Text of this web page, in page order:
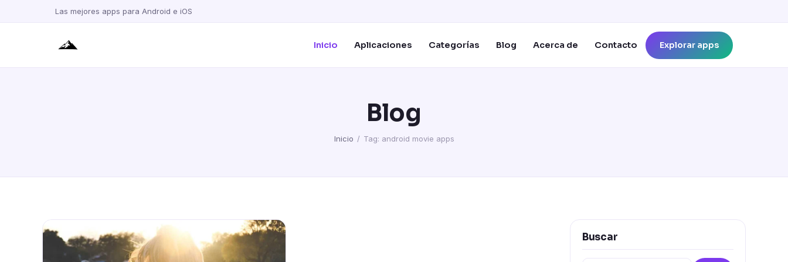
Las mejores apps para Android e iOS
Inicio Aplicaciones Categorías Blog Acerca de Contacto Explorar apps
Blog
Inicio / Tag: android movie apps
Buscar